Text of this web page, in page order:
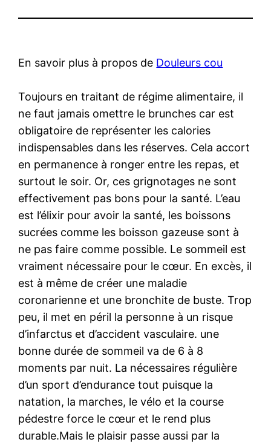
En savoir plus à propos de Douleurs cou
Toujours en traitant de régime alimentaire, il
ne faut jamais omettre le brunches car est
obligatoire de représenter les calories
indispensables dans les réserves. Cela accort
en permanence à ronger entre les repas, et
surtout le soir. Or, ces grignotages ne sont
effectivement pas bons pour la santé. L’eau
est l’élixir pour avoir la santé, les boissons
sucrées comme les boisson gazeuse sont à
ne pas faire comme possible. Le sommeil est
vraiment nécessaire pour le cœur. En excès, il
est à même de créer une maladie
coronarienne et une bronchite de buste. Trop
peu, il met en péril la personne à un risque
d’infarctus et d’accident vasculaire. une
bonne durée de sommeil va de 6 à 8
moments par nuit. La nécessaires régulière
d’un sport d’endurance tout puisque la
natation, la marches, le vélo et la course
pédestre force le cœur et le rend plus
durable.Mais le plaisir passe aussi par la